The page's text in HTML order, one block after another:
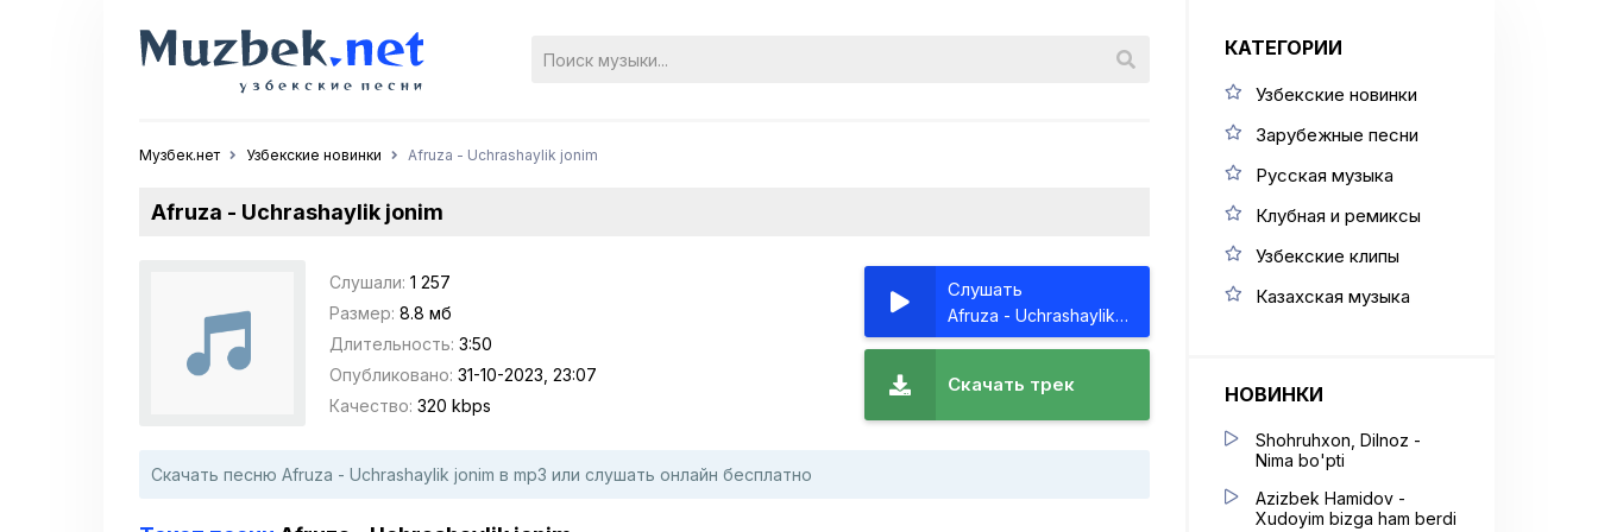
Музбек.нет Узбекские новинки Afruza - Uchrashaylik jonim
Afruza - Uchrashaylik jonim
Слушали: 1 257
Размер: 8.8 мб
Длительность: 3:50
Опубликовано: 31-10-2023, 23:07
Качество: 320 kbps
Слушать
Afruza - Uchrashaylik jonim
Скачать трек
Скачать песню Afruza - Uchrashaylik jonim в mp3 или слушать онлайн бесплатно
КАТЕГОРИИ
Узбекские новинки
Зарубежные песни
Русская музыка
Клубная и ремиксы
Узбекские клипы
Казахская музыка
НОВИНКИ
Shohruhxon, Dilnoz -
Nima bo'pti
Azizbek Hamidov -
Xudoyim bizga ham berdi